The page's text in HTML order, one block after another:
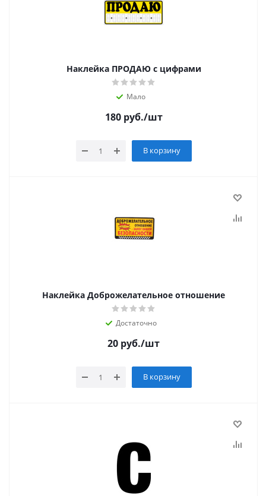
Наклейка ПРОДАЮ с цифрами
Мало
180руб./шт
В корзину
Наклейка Доброжелательное отношение
Достаточно
20 руб./шт
В корзину